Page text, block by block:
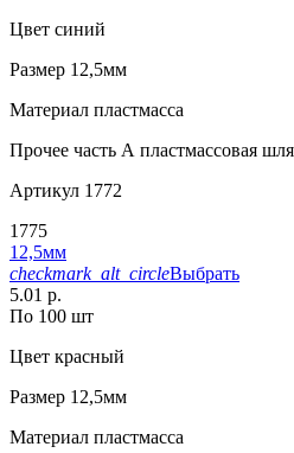
Цвет синий
Размер 12,5мм
Материал пластмасса
Прочее часть А пластмассовая
Артикул 1772
1775
12,5мм
checkmark_alt_circleВыбрать
5.01 р.
По 100 шт
Цвет красный
Размер 12,5мм
Материал пластмасса